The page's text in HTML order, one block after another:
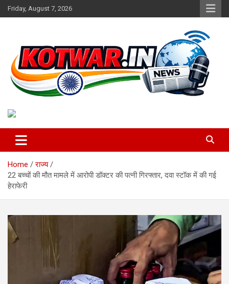
Skip
to
Friday, August 7, 2026
kotwar.in
Home
राज्य
22 बच्चों की मौत मामले में आरोपी डॉक्टर की पत्नी गिरफ्तार, दवा स्टॉक में की गई
हेराफेरी